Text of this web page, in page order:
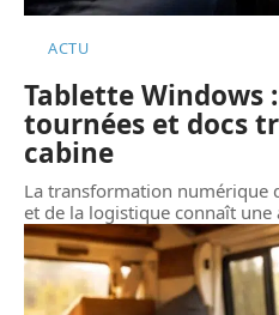
ACTU
Tablette Windows
tournées et docs
cabine
La transformation numérique
et de la logistique connaît une